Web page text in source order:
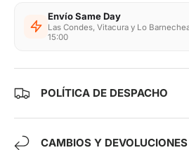
Envío Same Day
Las Condes, Vitacura y Lo
15:00
POLÍTICA DE DESPACHO
CAMBIOS Y DEVOLUCIONES